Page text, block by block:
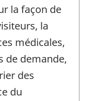
la façon de
la
médicales,
de demande,
des
du